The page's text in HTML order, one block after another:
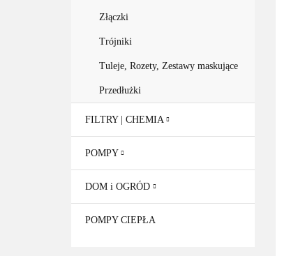
Złączki
Trójniki
Tuleje, Rozety, Zestawy maskujące
Przedłużki
FILTRY | CHEMIA
POMPY
DOM i OGRÓD
POMPY CIEPŁA